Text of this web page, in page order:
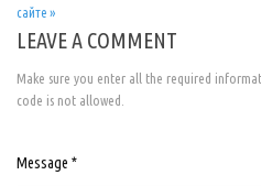
сайте »
LEAVE A COMMENT
Make sure you enter all the required
code is not allowed.
Message *